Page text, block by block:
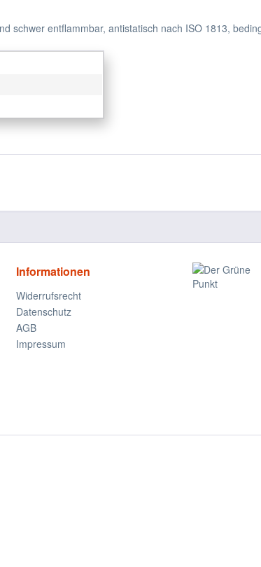
schwer entflammbar, antistatisch nach ISO 1813,
Informationen
Widerrufsrecht
Datenschutz
AGB
Impressum